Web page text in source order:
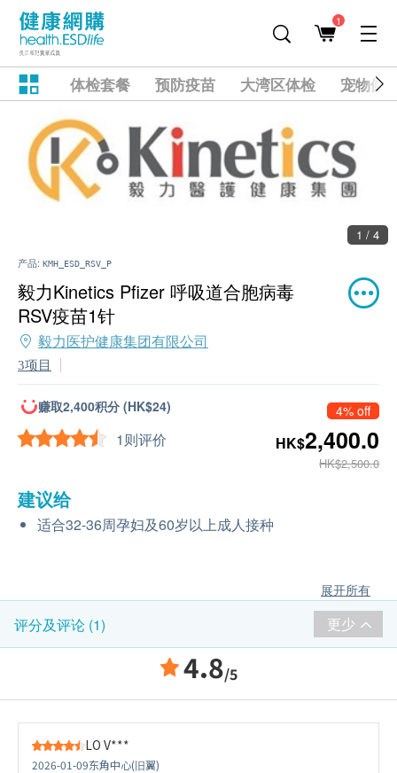
1
体检套餐 预防疫苗 大湾区体检 宠物健
1 / 4
产品: KMH_ESD_RSV_P
毅力Kinetics Pfizer 呼吸道合胞病毒
RSV疫苗1针
毅力医护健康集团有限公司
3项目
赚取2,400积分 (HK$24)
1则评价
4% off
HK$2,400.0
HK$2,500.0
建议给
适合32-36周孕妇及60岁以上成人接种
展开所有
评分及评论 (1) 更少
4.8/5
LO V***
2026-01-09东角中心(旧翼)